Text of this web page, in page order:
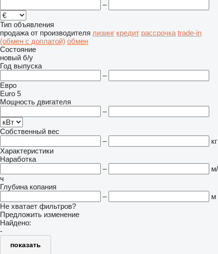
–
Тип объявления
продажа от производителя лизинг кредит рассрочка trade-in
(обмен с доплатой) обмен
Состояние
новый б/у
Год выпуска
–
Евро
Euro 5
Мощность двигателя
–
Собственный вес
–
кг
Характеристики
Наработка
–
м/
ч
Глубина копания
–
м
Не хватает фильтров?
Предложить изменение
Найдено:
-
показать